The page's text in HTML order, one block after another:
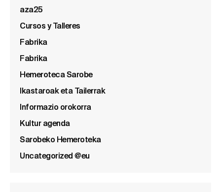
aza25
Cursos y Talleres
Fabrika
Fabrika
Hemeroteca Sarobe
Ikastaroak eta Tailerrak
Informazio orokorra
Kultur agenda
Sarobeko Hemeroteka
Uncategorized @eu